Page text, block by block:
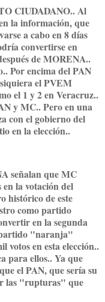
CIUDADANO.. Al
la información, que
a cabo en 8 días
convertirse en
de MORENA..
Por encima del PAN
el PVEM
el 1 y 2 en Veracruz..
y MC.. Pero en una
con el gobierno del
en la elección..
señalan que MC
la votación del
histórico de este
como partido
en la segunda
partido "naranja"
votos en esta elección..
para ellos.. Ya que
el PAN, que sería su
las "rupturas" que